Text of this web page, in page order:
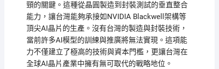
頸的關鍵。這種從晶圓製造到封裝測試的垂直整合
能力，讓台灣能夠承接如NVIDIA Blackwell架構等
頂尖AI晶片的生產。沒有台灣的製造與封裝技術，
當前許多AI模型的訓練與推廣將無法實現。這項能
力不僅建立了極高的技術與資本門檻，更讓台灣在
全球AI晶片產業中擁有無可取代的戰略地位。